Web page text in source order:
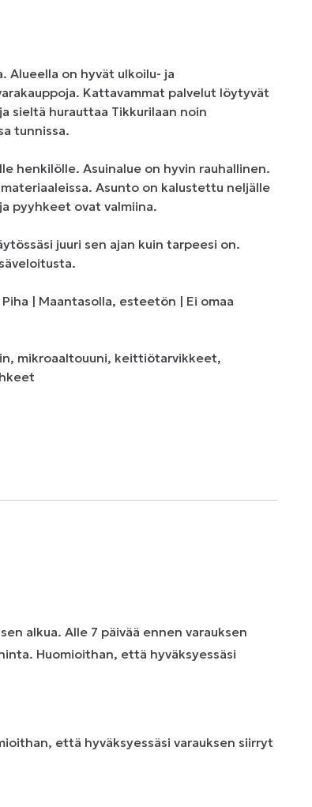
Alueella on hyvät ulkoilu- ja
Kattavammat palvelut löytyvät
sieltä hurauttaa Tikkurilaan noin
tunnissa.
henkilölle. Asuinalue on hyvin rauhallinen.
Asunto on kalustettu neljälle
pyyhkeet ovat valmiina.
juuri sen ajan kuin tarpeesi on.
| Maantasolla, esteetön | Ei omaa
mikroaaltouuni, keittiötarvikkeet,
alkua. Alle 7 päivää ennen varauksen
Huomioithan, että hyväksyessäsi
että hyväksyessäsi varauksen siirryt